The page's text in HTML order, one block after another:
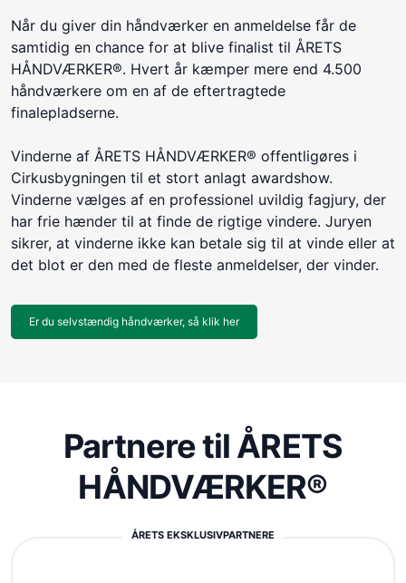
Når du giver din håndværker en anmeldelse får de
samtidig en chance for at blive finalist til ÅRETS
HÅNDVÆRKER®. Hvert år kæmper mere end 4.500
håndværkere om en af de eftertragtede
finalepladserne.
Vinderne af ÅRETS HÅNDVÆRKER® offentligøres i
Cirkusbygningen til et stort anlagt awardshow.
Vinderne vælges af en professionel uvildig fagjury, der
har frie hænder til at finde de rigtige vindere. Juryen
sikrer, at vinderne ikke kan betale sig til at vinde eller at
det blot er den med de fleste anmeldelser, der vinder.
Er du selvstændig håndværker, så klik her
Partnere til ÅRETS
HÅNDVÆRKER®
ÅRETS EKSKLUSIVPARTNERE